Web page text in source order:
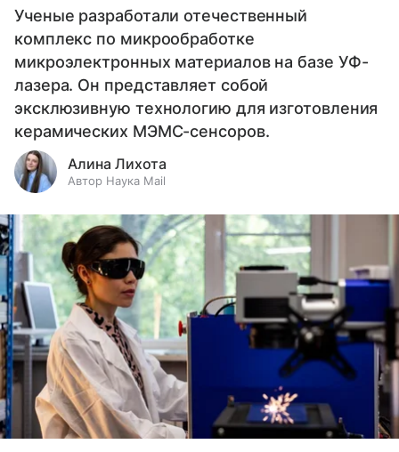
Ученые разработали отечественный
комплекс по микрообработке
микроэлектронных материалов на базе УФ-
лазера. Он представляет собой
эксклюзивную технологию для изготовления
керамических МЭМС-сенсоров.
Алина Лихота
Автор Наука Mail